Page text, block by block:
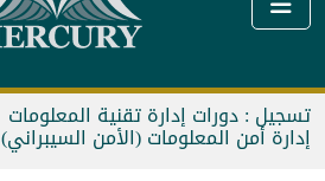
تسجيل : دورات إدارة تقنية المعلومات
إدارة أمن المعلومات (الأمن السيبراني)